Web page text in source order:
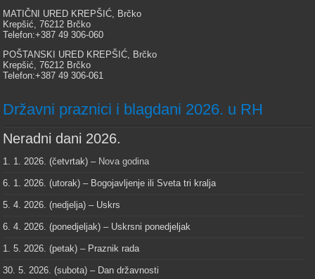
MATIČNI URED KREPŠIĆ, Brčko
Krepšić, 76212 Brčko
Telefon:+387 49 306-060
POŠTANSKI URED KREPŠIĆ, Brčko
Krepšić, 76212 Brčko
Telefon:+387 49 306-061
Državni praznici i blagdani 2026. u RH
Neradni dani 2026.
1. 1. 2026. (četvrtak) – Nova godina
6. 1. 2026. (utorak) – Bogojavljenje ili Sveta tri kralja
5. 4. 2026. (nedjelja) – Uskrs
6. 4. 2026. (ponedjeljak) – Uskrsni ponedjeljak
1. 5. 2026. (petak) – Praznik rada
30. 5. 2026. (subota) – Dan državnosti